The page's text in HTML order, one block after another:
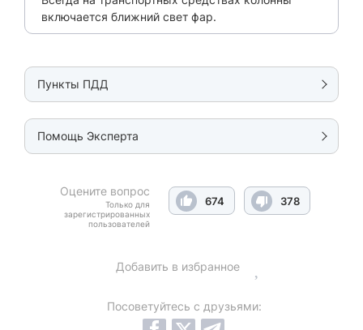
включается ближний свет фар.
Пункты ПДД
Помощь Эксперта
Оцените вопрос
Только для
зарегистрированных
пользователей
674 378
Добавить в избранное
Посоветуйтесь с друзьями: